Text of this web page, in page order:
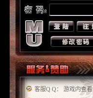
客服Q Q： 游戏内查看